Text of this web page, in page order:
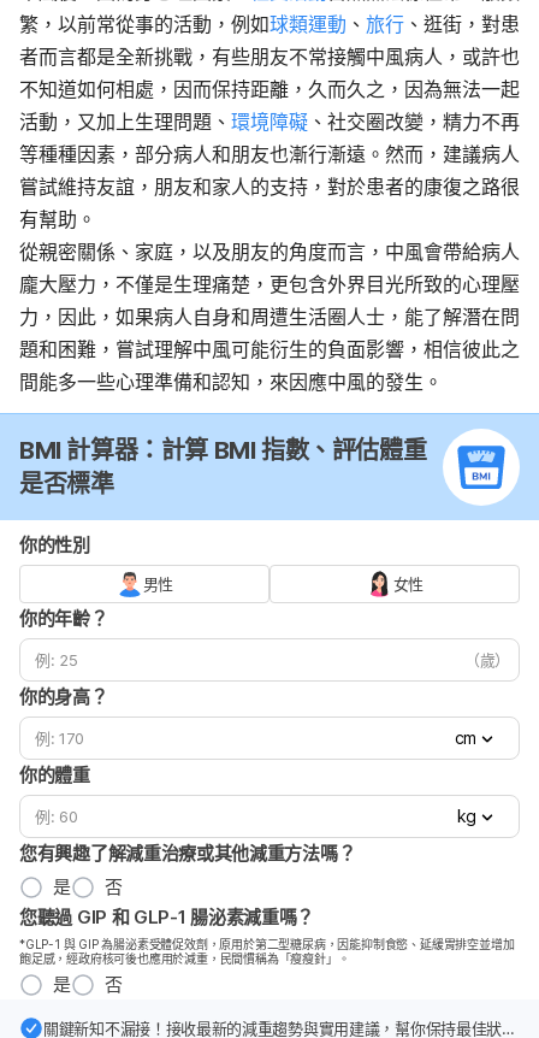
繁，以前常從事的活動，例如球類運動 、 旅行 、逛街，對患
者而言都是全新挑戰，有些朋友不常接觸中風病人，或許也
不知道如何相處，因而保持距離，久而久之，因為無法一起
活動，又加上生理問題、 環境障礙 、社交圈改變，精力不再
等種種因素，部分病人和朋友也漸行漸遠。然而，建議病人
嘗試維持友誼，朋友和家人的支持，對於患者的康復之路很
有幫助。
從親密關係、家庭，以及朋友的角度而言，中風會帶給病人
龐大壓力，不僅是生理痛楚，更包含外界目光所致的心理壓
力，因此，如果病人自身和周遭生活圈人士，能了解潛在問
題和困難，嘗試理解中風可能衍生的負面影響，相信彼此之
間能多一些心理準備和認知，來因應中風的發生。
BMI 計算器：計算 BMI 指數、評估體重
是否標準
你的性別
男性 女性
你的年齡？
（歲）
你的身高？
cm
你的體重
kg
您有興趣了解減重治療或其他減重方法嗎？
是
否
您聽過 GIP 和 GLP-1 腸泌素減重嗎？
*GLP-1 與 GIP 為腸泌素受體促效劑，原用於第二型糖尿病，因能抑制食慾、延緩胃排空並增加
飽足感，經政府核可後也應用於減重，民間慣稱為「瘦瘦針」。
是 否
關鍵新知不漏接！接收最新的減重趨勢與實用建議，幫你保持最佳狀